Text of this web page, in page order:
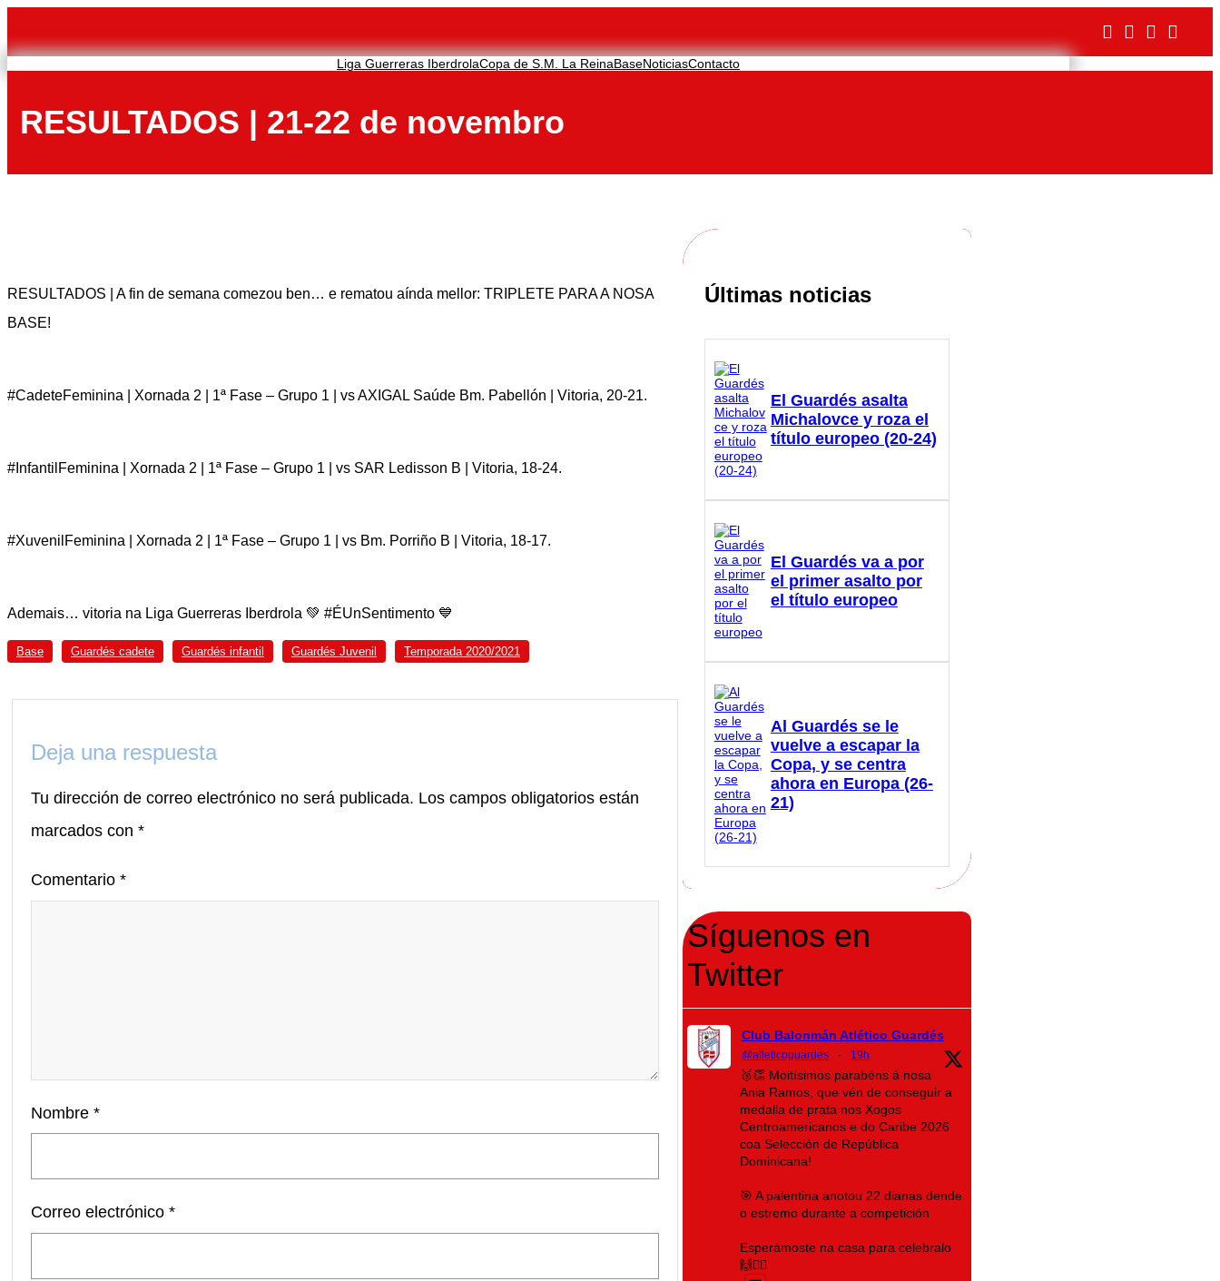
contenido
Liga Guerreras IberdrolaCopa de S.M. La ReinaBaseNoticiasContacto
RESULTADOS | 21-22 de novembro
RESULTADOS | A fin de semana comezou ben… e rematou aínda mellor: TRIPLETE PARA A NOSA
BASE!
#CadeteFeminina | Xornada 2 | 1ª Fase – Grupo 1 | vs AXIGAL Saúde Bm. Pabellón | Vitoria, 20-21.
#InfantilFeminina | Xornada 2 | 1ª Fase – Grupo 1 | vs SAR Ledisson B | Vitoria, 18-24.
#XuvenilFeminina | Xornada 2 | 1ª Fase – Grupo 1 | vs Bm. Porriño B | Vitoria, 18-17.
Ademais… vitoria na Liga Guerreras Iberdrola 💚 #ÉUnSentimento 💙
Base Guardés cadete Guardés infantil Guardés Juvenil Temporada 2020/2021
Deja una respuesta
Tu dirección de correo electrónico no será publicada. Los campos obligatorios están
marcados con *
Comentario *
Nombre *
Correo electrónico *
Últimas noticias
El Guardés asalta
Michalovce y roza el
título europeo (20-24)
El Guardés va a por
el primer asalto por
el título europeo
Al Guardés se le
vuelve a escapar la
Copa, y se centra
ahora en Europa (26-
21)
Síguenos en
Twitter
Club Balonmán Atlético Guardés
@atleticoguardes · 19h
🥈👏 Moitísimos parabéns á nosa
Ania Ramos, que vén de conseguir a
medalla de prata nos Xogos
Centroamericanos e do Caribe 2026
coa Selección de República
Dominicana!
🎯 A palentina anotou 22 dianas dende
o estremo durante a competición
Esperámoste na casa para celebralo
🙌❤️‍🔥